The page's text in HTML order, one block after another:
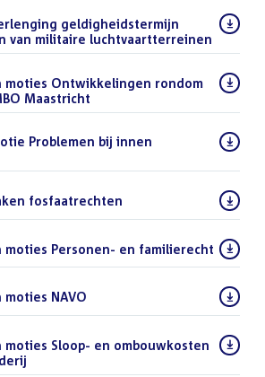
geldigheidstermijn
van militaire luchtvaartterreinen
moties Ontwikkelingen rondom
Maastricht
Problemen bij innen
fosfaatrechten
moties Personen- en familierecht ()
moties NAVO
moties Sloop- en ombouwkosten